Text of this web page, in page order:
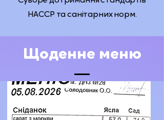
НАССР та санітарних норм.
Щоденне меню